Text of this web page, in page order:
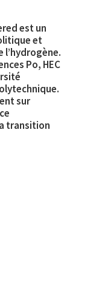
est un
et
l’hydrogène.
Po, HEC
sur
transition